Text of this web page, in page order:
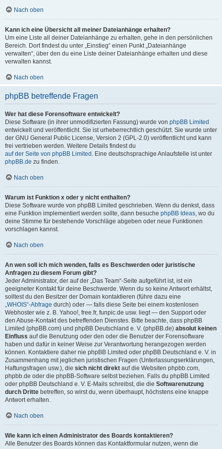
Nach oben
Kann ich eine Übersicht all meiner Dateianhänge erhalten?
Um eine Liste all deiner Dateianhänge zu erhalten, gehe in den persönlichen
Bereich. Dort findest du unter „Einstieg“ einen Punkt „Dateianhänge
verwalten“, über den du eine Liste deiner Dateianhänge erhalten und diese
verwalten kannst.
Nach oben
phpBB betreffende Fragen
Wer hat diese Forensoftware entwickelt?
Diese Software (in ihrer unmodifizierten Fassung) wurde von phpBB Limited
entwickelt und veröffentlicht. Sie ist urheberrechtlich geschützt. Sie wurde unter
der GNU General Public License, Version 2 (GPL-2.0) veröffentlicht und kann
frei vertrieben werden. Weitere Details findest du
auf der Seite von phpBB Limited . Eine deutschsprachige Anlaufstelle ist unter
phpBB.de zu finden.
Nach oben
Warum ist Funktion x oder y nicht enthalten?
Diese Software wurde von phpBB Limited geschrieben. Wenn du denkst, dass
eine Funktion implementiert werden sollte, dann besuche phpBB Ideas, wo du
deine Stimme für bestehende Vorschläge abgeben oder neue Funktionen
vorschlagen kannst.
Nach oben
An wen soll ich mich wenden, falls es Beschwerden oder juristische
Anfragen zu diesem Forum gibt?
Jeder Administrator, der auf der „Das Team“-Seite aufgeführt ist, ist ein
geeigneter Kontakt für deine Beschwerde. Wenn du so keine Antwort erhältst,
solltest du den Besitzer der Domain kontaktieren (führe dazu eine
„WHOIS“-Abfrage durch) oder — falls diese Seite bei einem kostenlosen
Webhoster wie z. B. Yahoo!, free.fr, funpic.de usw. liegt — den Support oder
den Abuse-Kontakt des betreffenden Dienstes. Bitte beachte, dass phpBB
Limited (phpBB.com) und phpBB Deutschland e. V. (phpBB.de) absolut keinen
Einfluss auf die Benutzung oder den oder die Benutzer der Forensoftware
haben und dafür in keiner Weise zur Verantwortung herangezogen werden
können. Kontaktiere daher nie phpBB Limited oder phpBB Deutschland e. V. in
Zusammenhang mit jeglichen juristischen Fragen (Unterlassungserklärungen,
Haftungsfragen usw.), die sich nicht direkt auf die Websiten phpbb.com,
phpbb.de oder die phpBB-Software selbst beziehen. Falls du phpBB Limited
oder phpBB Deutschland e. V. E-Mails schreibst, die die Softwarenutzung
durch Dritte betreffen, so wirst du, wenn überhaupt, höchstens eine knappe
Antwort erhalten.
Nach oben
Wie kann ich einen Administrator des Boards kontaktieren?
Alle Benutzer des Boards können das Kontaktformular nutzen, wenn die